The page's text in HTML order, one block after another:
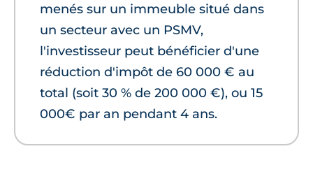
menés sur un immeuble situé dans
un secteur avec un PSMV,
l'investisseur peut bénéficier d'une
réduction d'impôt de 60 000 € au
total (soit 30 % de 200 000 €), ou 15
000€ par an pendant 4 ans.